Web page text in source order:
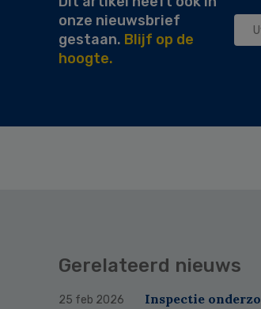
onze nieuwsbrief
gestaan. Blijf op de
hoogte.
Gerelateerd nieuws
25 feb 2026 Inspectie